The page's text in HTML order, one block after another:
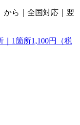
から｜全国対応｜翌